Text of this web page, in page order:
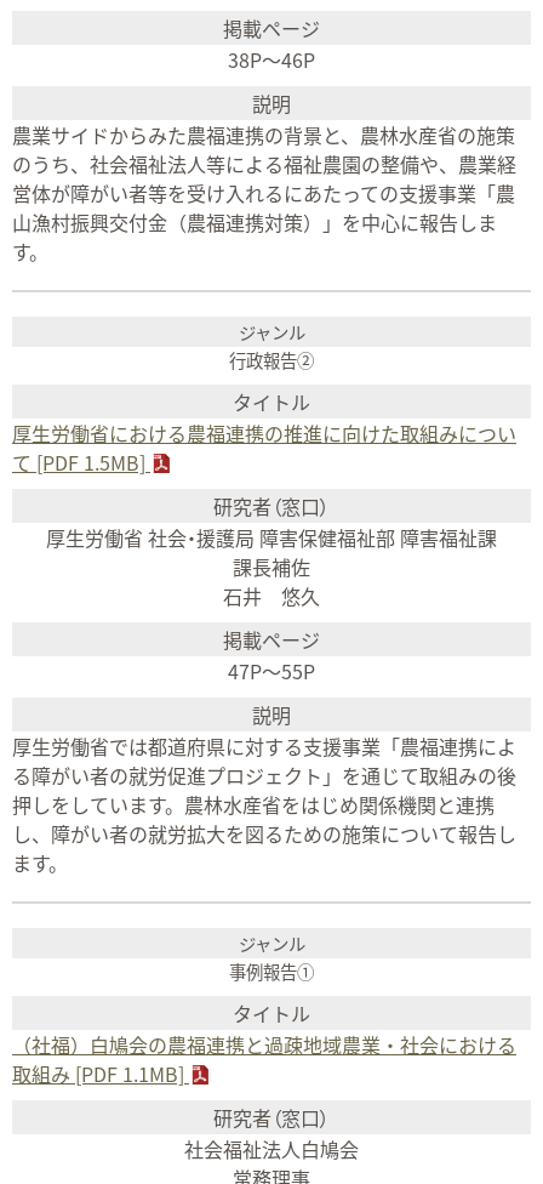
38P〜46P
農業サイドからみた農福連携の背景と、農林水産省の施策
のうち、社会福祉法人等による福祉農園の整備や、農業経
営体が障がい者等を受け入れるにあたっての支援事業「農
山漁村振興交付金（農福連携対策）」を中心に報告しま
す。
行政報告②
厚生労働省における農福連携の推進に向けた取組みについ
て [PDF 1.5MB]
厚生労働省 社会・援護局 障害保健福祉部 障害福祉課
課長補佐
石井 悠久
47P〜55P
厚生労働省では都道府県に対する支援事業「農福連携によ
る障がい者の就労促進プロジェクト」を通じて取組みの後
押しをしています。農林水産省をはじめ関係機関と連携
し、障がい者の就労拡大を図るための施策について報告し
ます。
事例報告①
（社福）白鳩会の農福連携と過疎地域農業・社会における
取組み [PDF 1.1MB]
社会福祉法人白鳩会
常務理事